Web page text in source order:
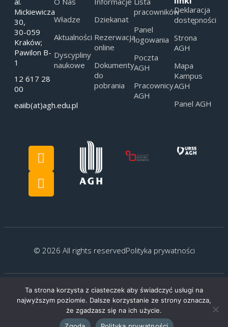
Mickiewicza
30,
30-059
Kraków;
Pawilon B-
1
12 617 28
00
eaiib(at)agh.edu.pl
Władze
Aktualności
Dyscypliny
naukowe
Dziekanat
Rezerwacja
online
Dokumenty
do
pobrania
pracowników
Panel
logowania
Poczta
AGH
Pracownicy
AGH
Deklaracja
dostępności
Strona
AGH
Mapa
Kampus
AGH
Panel AGH
© 2026 All rights reservedPolityka prywatności
Created by: G.Kocyłowski
Ta strona korzysta z ciasteczek aby świadczyć usługi na
najwyższym poziomie. Dalsze korzystanie ze strony oznacza,
że zgadzasz się na ich użycie.